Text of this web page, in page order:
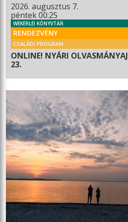
2026. augusztus 7.
péntek 00:25
WEKERLEI KÖNYVTÁR
RENDEZVÉNY
CSALÁDI PROGRAM
ONLINE! NYÁRI
23.